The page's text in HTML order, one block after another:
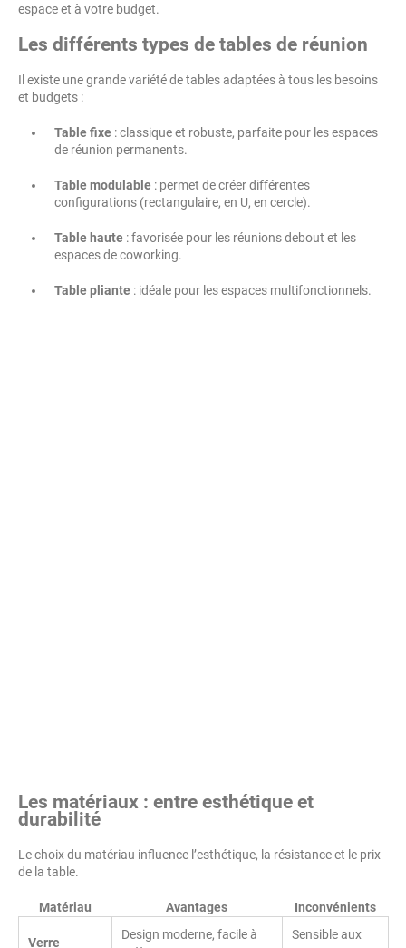
espace et à votre budget.
Les différents types de tables de réunion
Il existe une grande variété de tables adaptées à tous les besoins
et budgets :
Table fixe : classique et robuste, parfaite pour les espaces
de réunion permanents.
Table modulable : permet de créer différentes
configurations (rectangulaire, en U, en cercle).
Table haute : favorisée pour les réunions debout et les
espaces de coworking.
Table pliante : idéale pour les espaces multifonctionnels.
Les matériaux : entre esthétique et
durabilité
Le choix du matériau influence l’esthétique, la résistance et le prix
de la table.
Matériau Avantages Inconvénients
Verre
Design moderne, facile à
Sensible aux